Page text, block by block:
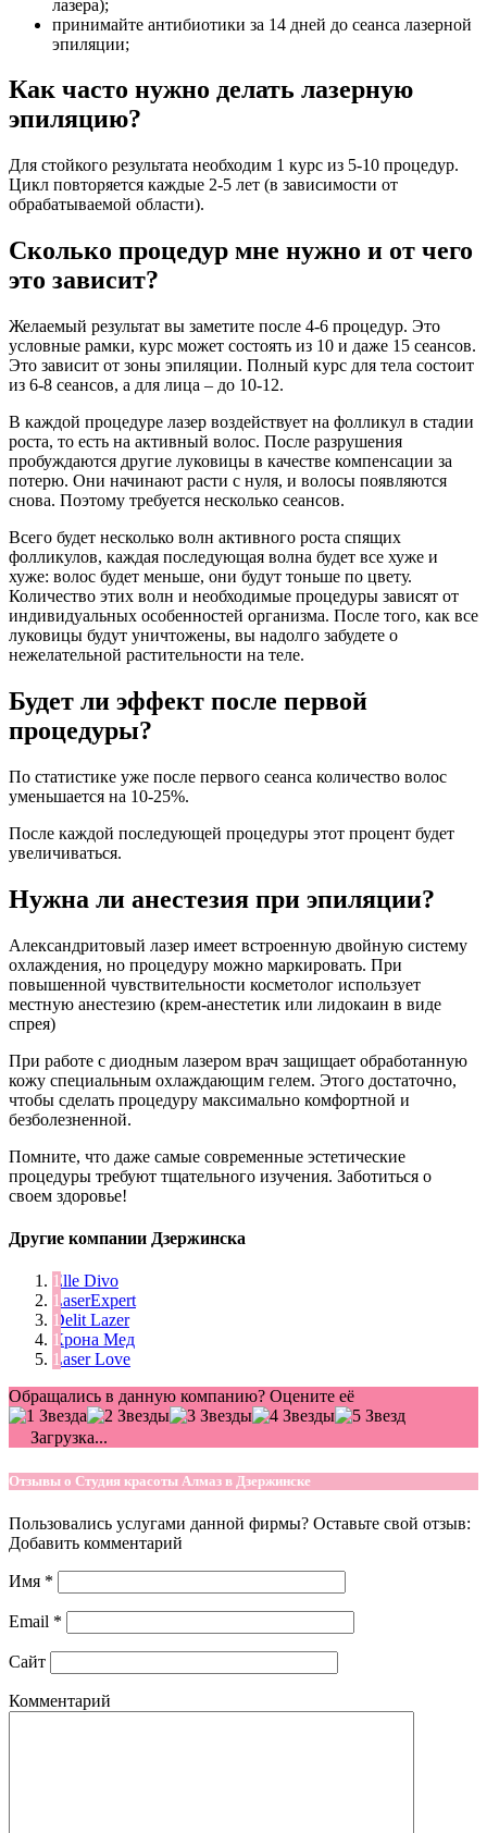
лазера);
принимайте антибиотики за 14 дней до сеанса лазерной
эпиляции;
Как часто нужно делать лазерную
эпиляцию?
Для стойкого результата необходим 1 курс из 5-10 процедур.
Цикл повторяется каждые 2-5 лет (в зависимости от
обрабатываемой области).
Сколько процедур мне нужно и от чего
это зависит?
Желаемый результат вы заметите после 4-6 процедур. Это
условные рамки, курс может состоять из 10 и даже 15 сеансов.
Это зависит от зоны эпиляции. Полный курс для тела состоит
из 6-8 сеансов, а для лица – до 10-12.
В каждой процедуре лазер воздействует на фолликул в стадии
роста, то есть на активный волос. После разрушения
пробуждаются другие луковицы в качестве компенсации за
потерю. Они начинают расти с нуля, и волосы появляются
снова. Поэтому требуется несколько сеансов.
Всего будет несколько волн активного роста спящих
фолликулов, каждая последующая волна будет все хуже и
хуже: волос будет меньше, они будут тоньше по цвету.
Количество этих волн и необходимые процедуры зависят от
индивидуальных особенностей организма. После того, как все
луковицы будут уничтожены, вы надолго забудете о
нежелательной растительности на теле.
Будет ли эффект после первой
процедуры?
По статистике уже после первого сеанса количество волос
уменьшается на 10-25%.
После каждой последующей процедуры этот процент будет
увеличиваться.
Нужна ли анестезия при эпиляции?
Александритовый лазер имеет встроенную двойную систему
охлаждения, но процедуру можно маркировать. При
повышенной чувствительности косметолог использует
местную анестезию (крем-анестетик или лидокаин в виде
спрея)
При работе с диодным лазером врач защищает обработанную
кожу специальным охлаждающим гелем. Этого достаточно,
чтобы сделать процедуру максимально комфортной и
безболезненной.
Помните, что даже самые современные эстетические
процедуры требуют тщательного изучения. Заботиться о
своем здоровье!
Другие компании Дзержинска
Elle Divo
LaserExpert
Delit Lazer
Крона Мед
Laser Love
Обращались в данную компанию? Оцените её
Загрузка...
Отзывы о Студия красоты Алмаз в Дзержинске
Пользовались услугами данной фирмы? Оставьте свой отзыв:
Добавить комментарий
Имя *
Email *
Сайт
Комментарий